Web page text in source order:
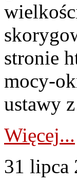
stronie
mocy-
ustawy
Więcej...
31 lipca